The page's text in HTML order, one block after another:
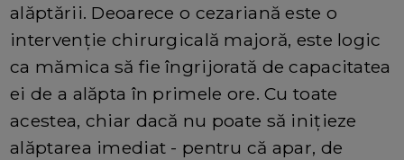
alăptării. Deoarece o cezariană este o
intervenție chirurgicală majoră, este logic
ca mămica să fie îngrijorată de capacitatea
ei de a alăpta în primele ore. Cu toate
acestea, chiar dacă nu poate să inițieze
alăptarea imediat - pentru că apar, de